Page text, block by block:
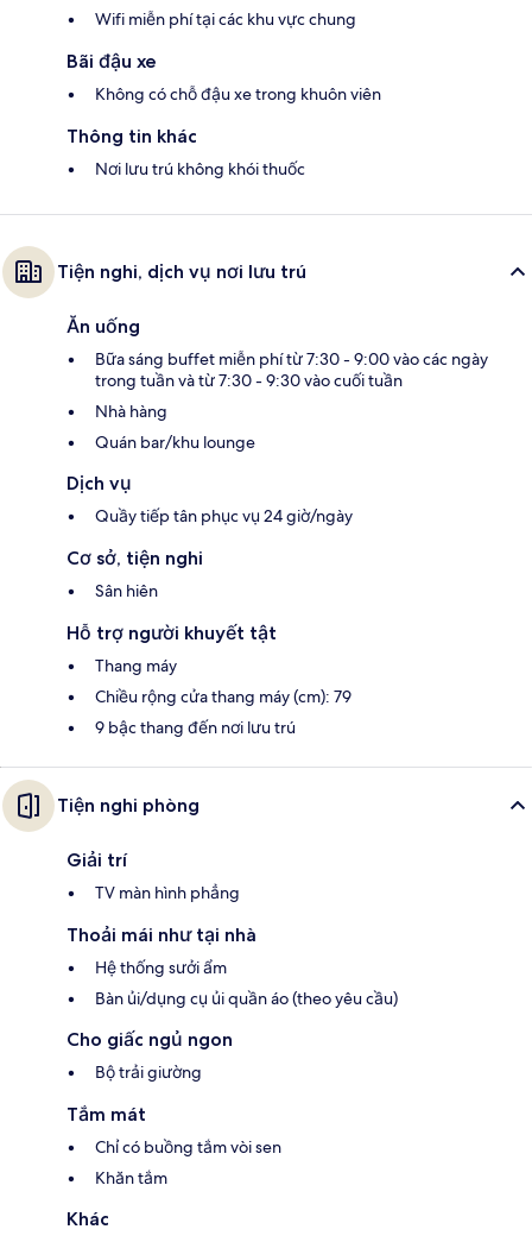
Wifi miễn phí tại các khu vực chung
Bãi đậu xe
Không có chỗ đậu xe trong khuôn viên
Thông tin khác
Nơi lưu trú không khói thuốc
Tiện nghi, dịch vụ nơi lưu trú
Ăn uống
Bữa sáng buffet miễn phí từ 7:30 - 9:00 vào các ngày
trong tuần và từ 7:30 - 9:30 vào cuối tuần
Nhà hàng
Quán bar/khu lounge
Dịch vụ
Quầy tiếp tân phục vụ 24 giờ/ngày
Cơ sở, tiện nghi
Sân hiên
Hỗ trợ người khuyết tật
Thang máy
Chiều rộng cửa thang máy (cm): 79
9 bậc thang đến nơi lưu trú
Tiện nghi phòng
Giải trí
TV màn hình phẳng
Thoải mái như tại nhà
Hệ thống sưởi ẩm
Bàn ủi/dụng cụ ủi quần áo (theo yêu cầu)
Cho giấc ngủ ngon
Bộ trải giường
Tắm mát
Chỉ có buồng tắm vòi sen
Khăn tắm
Khác